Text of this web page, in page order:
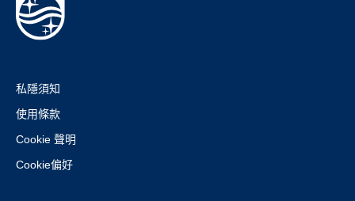
私隱須知
使用條款
Cookie 聲明
Cookie偏好